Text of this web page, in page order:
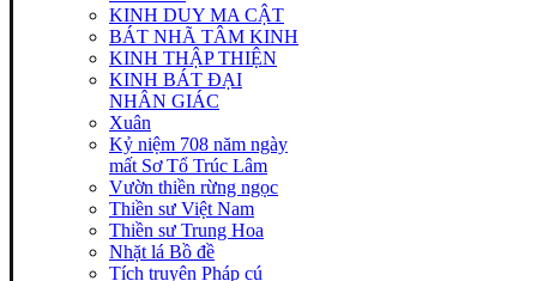
KINH DUY MA CẬT
BÁT NHÃ TÂM KINH
KINH THẬP THIỆN
KINH BÁT ĐẠI
NHÂN GIÁC
Xuân
Kỷ niệm 708 năm ngày
mất Sơ Tổ Trúc Lâm
Vườn thiền rừng ngọc
Thiền sư Việt Nam
Thiền sư Trung Hoa
Nhặt lá Bồ đề
Tích truyện Pháp cú